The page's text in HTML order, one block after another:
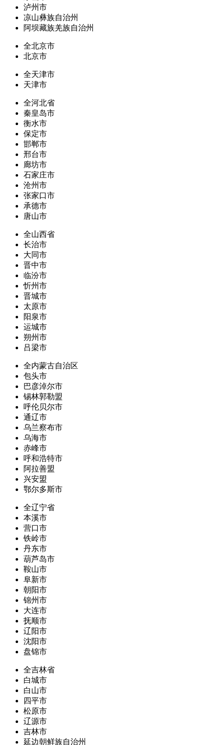
泸州市
凉山彝族自治州
阿坝藏族羌族自治州
全北京市
北京市
全天津市
天津市
全河北省
秦皇岛市
衡水市
保定市
邯郸市
邢台市
廊坊市
石家庄市
沧州市
张家口市
承德市
唐山市
全山西省
长治市
大同市
晋中市
临汾市
忻州市
晋城市
太原市
阳泉市
运城市
朔州市
吕梁市
全内蒙古自治区
包头市
巴彦淖尔市
锡林郭勒盟
呼伦贝尔市
通辽市
乌兰察布市
乌海市
赤峰市
呼和浩特市
阿拉善盟
兴安盟
鄂尔多斯市
全辽宁省
本溪市
营口市
铁岭市
丹东市
葫芦岛市
鞍山市
阜新市
朝阳市
锦州市
大连市
抚顺市
辽阳市
沈阳市
盘锦市
全吉林省
白城市
白山市
四平市
松原市
辽源市
吉林市
延边朝鲜族自治州